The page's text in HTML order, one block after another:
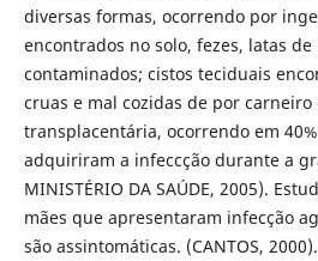
diversas formas, ocorrendo por
encontrados no solo, fezes, latas
contaminados; cistos teciduais
cruas e mal cozidas de por carneiro
transplacentária, ocorrendo em
adquiriram a infeccção durante a
MINISTÉRIO DA SAÚDE, 2005).
mães que apresentaram infecção
são assintomáticas. (CANTOS,